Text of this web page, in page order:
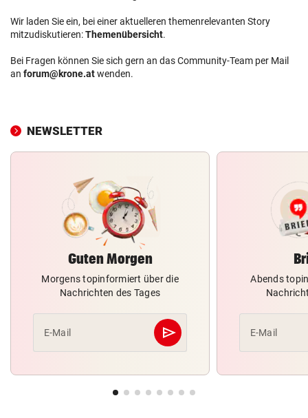
Wir laden Sie ein, bei einer aktuelleren themenrelevanten Story
mitzudiskutieren:Themenübersicht.
Bei Fragen können Sie sich gern an das Community-Team per Mail
an forum@krone.atwenden.
NEWSLETTER
Guten Morgen
Morgens topinformiert über die
Nachrichten des Tages
E-Mail send
Abschicken
Abends
E-Mail